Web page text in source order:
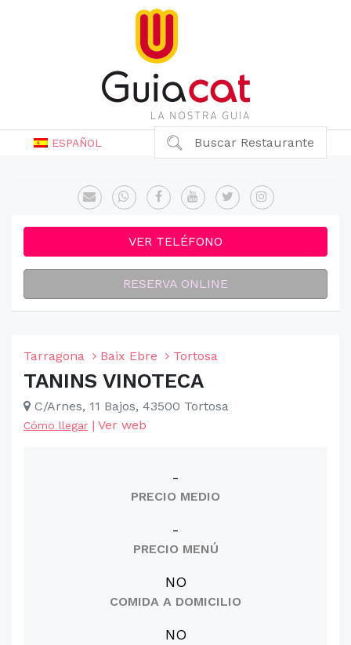
ESPAÑOL Buscar Restaurante
VER TELÉFONO
RESERVA ONLINE
Tarragona Baix Ebre Tortosa
TANINS VINOTECA
C/Arnes, 11 Bajos, 43500 Tortosa
Cómo llegar | Ver web
-
PRECIO MEDIO
-
PRECIO MENÚ
NO
COMIDA A DOMICILIO
NO